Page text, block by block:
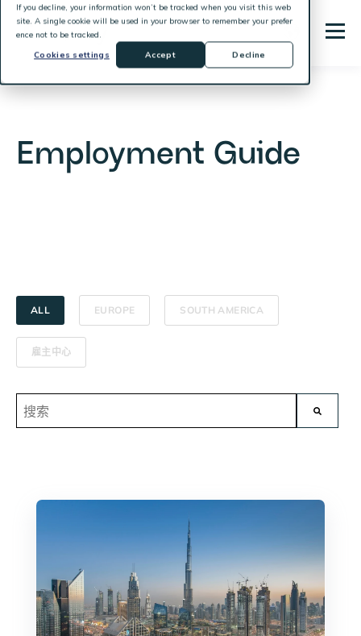
If you decline, your information won’t be tracked when you visit this web
site. A single cookie will be used in your browser to remember your prefer
ence not to be tracked.
Cookies settings
Accept Decline
Employment Guide
ALL EUROPE SOUTH AMERICA
雇主中心